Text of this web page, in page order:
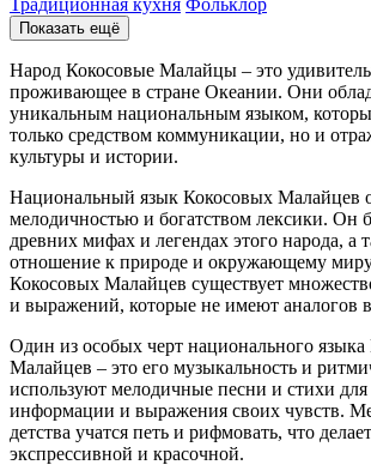
Показать ещё
Народ Кокосовые Малайцы – это
проживающее в стране Океании. Они
уникальным национальным языком,
только средством коммуникации, но и
культуры и истории.
Национальный язык Кокосовых Малайцев
мелодичностью и богатством лексики. Он
древних мифах и легендах этого народа, а
отношение к природе и окружающему
Кокосовых Малайцев существует
и выражений, которые не имеют аналогов
Один из особых черт национального
Малайцев – это его музыкальность и
используют мелодичные песни и стихи для
информации и выражения своих чувств.
детства учатся петь и рифмовать, что
экспрессивной и красочной.